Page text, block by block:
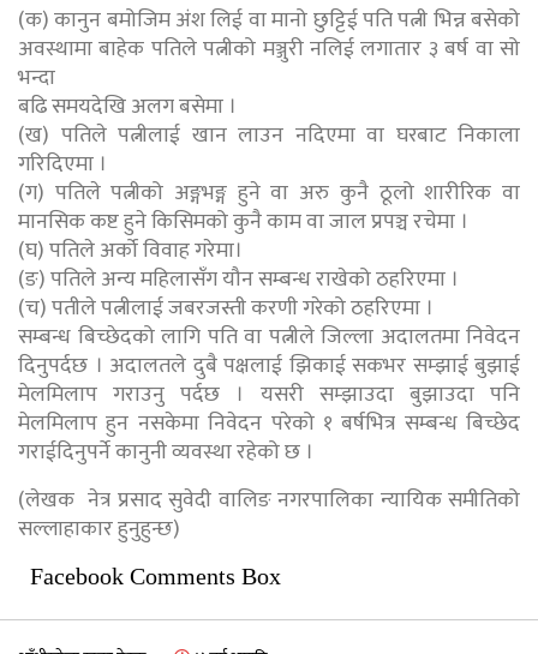
(क) कानुन बमोजिम अंश लिई वा मानो छुट्टिई पति पत्नी भिन्न बसेको
अवस्थामा बाहेक पतिले पत्नीको मञ्जुरी नलिई लगातार ३ बर्ष वा सो
भन्दा
बढि समयदेखि अलग बसेमा ।
(ख) पतिले पत्नीलाई खान लाउन नदिएमा वा घरबाट निकाला
गरिदिएमा ।
(ग) पतिले पत्नीको अङ्गभङ्ग हुने वा अरु कुनै ठूलो शारीरिक वा
मानसिक कष्ट हुने किसिमको कुनै काम वा जाल प्रपञ्च रचेमा ।
(घ) पतिले अर्को विवाह गरेमा।
(ङ) पतिले अन्य महिलासँग यौन सम्बन्ध राखेको ठहरिएमा ।
(च) पतीले पत्नीलाई जबरजस्ती करणी गरेको ठहरिएमा ।
सम्बन्ध बिच्छेदको लागि पति वा पत्नीले जिल्ला अदालतमा निवेदन
दिनुपर्दछ । अदालतले दुबै पक्षलाई झिकाई सकभर सम्झाई बुझाई
मेलमिलाप गराउनु पर्दछ । यसरी सम्झाउदा बुझाउदा पनि
मेलमिलाप हुन नसकेमा निवेदन परेको १ बर्षभित्र सम्बन्ध बिच्छेद
गराईदिनुपर्ने कानुनी व्यवस्था रहेको छ ।
(लेखक नेत्र प्रसाद सुवेदी वालिङ नगरपालिका न्यायिक समीतिको
सल्लाहाकार हुनुहुन्छ)
Facebook Comments Box